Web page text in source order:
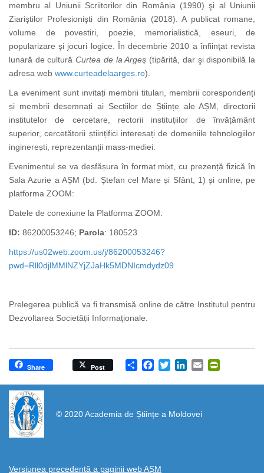
membru al Uniunii Scriitorilor din România (1990) şi al Uniunii
Ziariştilor Profesionişti din România (2018). A publicat romane,
volume de povestiri, poezie, memorialistică, eseuri, de
popularizare şi jocuri logice. În decembrie 2010 a înfiinţat revista
lunară de culturăCurtea de la Argeş (tipărită, dar şi disponibilă la
adresa web www.curteadelaarges.ro).
La eveniment sunt invitați membrii titulari, membrii corespondenți
și membrii desemnați ai Secțiilor de Științe ale AȘM, directorii
institutelor de cercetare, rectorii instituțiilor de învățământ
superior, cercetătorii științifici interesați de domeniile tehnologiilor
inginerești, reprezentanții mass-mediei.
Evenimentul se va desfășura în format mixt, cu prezență fizică în
Sala Azurie a AȘM (bd. Ștefan cel Mare și Sfânt, 1) și online, pe
platforma ZOOM:
Datele de conexiune la Platforma ZOOM:
ID: 86200053246; Parola: 180523
https://us02web.zoom.us/j/86200053246?
pwd=Rll0djlMMlNZYjZJaHk5MDNIcmdydz09
Prelegerea publică va fi transmisă online de către Institutul pentru
Dezvoltarea Societății Informaționale.
Share
Share Post Facebook
TwitterLinkedIn
Email
© 2020 Academia de Științe a Moldovei
Versiunea precedentă a paginii web AȘM
https://propletenie.ru/